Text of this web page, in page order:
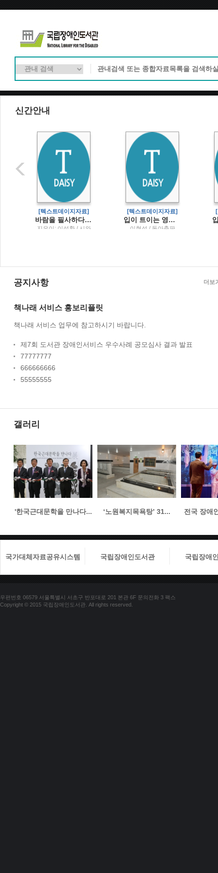
신간안내
[텍스트데이지자료]
바람을 필사하다이성환 시집
지은이: 이성환 / 시와
[텍스트데이지자료]
입이 트이는 영어EBS FM radio
이현석 / 동아출판
공지사항
책나래 서비스 홍보리플릿
책나래 서비스 업무에 참고하시기 바랍니다.
제7회 도서관 장애인서비스 우수사례 공모심사 결과 발표
77777777
666666666
55555555
더보
갤러리
'한국근대문학을 만나다... ‘노원복지목욕탕’ 31... 전국 장애
국가대체자료공유시스템 국립장애인도서관 국립장애
우편번호 06579 서울특별시 서초구 반포대로 201 본관 6F 문의전화 3 팩스
Copyright © 2015 국립장애인도서관. All rights reserved.